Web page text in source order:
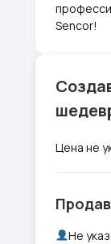
Sencor!
Цена не
Не